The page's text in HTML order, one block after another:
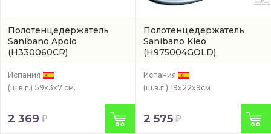
Полотенцедержатель
Sanibano Apolo
(H330060CR)
Испания
(ш.в.г.) 59x3x7 см.
2 369
Полотенцедержатель
Sanibano Kleo
(H975004GOLD)
Испания
(ш.в.г.) 19x22x9см
2 575